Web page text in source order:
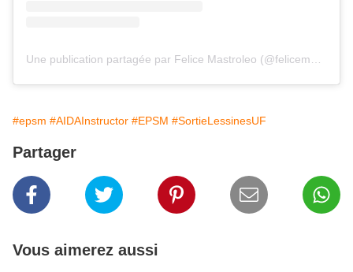
Une publication partagée par Felice Mastroleo (@felicemastroleo)
#epsm #AIDAInstructor #EPSM #SortieLessinesUF
Partager
Vous aimerez aussi